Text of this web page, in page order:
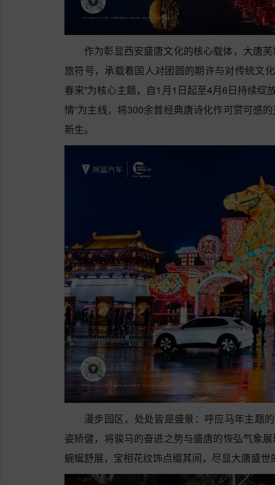
作为彰显西安盛唐文化的核心载体，大唐
旅符号，承载着国人对团圆的期许与对传统文
春来”为核心主题，自1月1日起至4月6日持续绽
情”为主线，将300余首经典唐诗化作可赏可感
新生。
漫步园区，处处皆是盛景：呼应马年主题
姿矫健，将骏马的奋进之势与盛唐的恢弘气象
蜿蜒舒展，宝相花纹饰点缀其间，尽显大唐盛世